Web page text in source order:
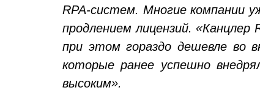
RPA-систем. Многие компании
продлением лицензий.
при этом гораздо дешевле во
которые ранее успешно
высоким».